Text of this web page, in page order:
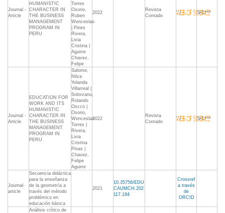
Journal -
Article
HUMANISTIC
CHARACTER IN
THE BUSINESS
MANAGEMENT
PROGRAM IN
PERU
Torres
Osorio,
Ruben
Wenceslao
| Pines
Rivera,
Livia
Cristina |
Aguirre
Chavez,
Felipe
2022
Revista
Conrado
S/C***
Journal -
Article
EDUCATION FOR
WORK AND ITS
HUMANISTIC
CHARACTER IN
THE BUSINESS
MANAGEMENT
PROGRAM IN
PERU
Salome,
Nilza
Yolanda
Villarreal |
Solorzano,
Rolando
Oscco |
Osorio,
Wenceslao
Torres |
Rivera,
Livia
Cristina
Pinas |
Chavez,
Felipe
Aguirre
2022
Revista
Conrado
S/C***
Journal-
article
Secuencia didáctica
para la enseñanza
de la geometría a
través del método
problémico en
educación básica
2021
10.35756/EDU
CAUMCH.202
117.184
Crossref
a través
de
ORCID
Análisis crítico de